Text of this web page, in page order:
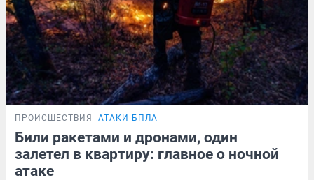
ПРОИСШЕСТВИЯ АТАКИ БПЛА
Били ракетами и дронами, один
залетел в квартиру: главное о ночной
атаке